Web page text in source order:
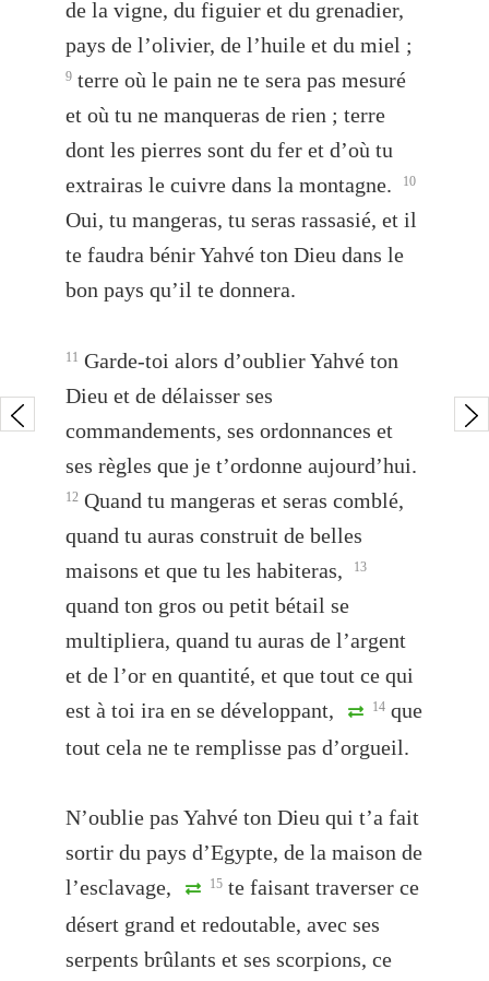
de la vigne, du figuier et du grenadier,
pays de l’olivier, de l’huile et du miel ;
9 terre où le pain ne te sera pas mesuré
et où tu ne manqueras de rien ; terre
dont les pierres sont du fer et d’où tu
extrairas le cuivre dans la montagne.
10
Oui, tu mangeras, tu seras rassasié, et il
te faudra bénir Yahvé ton Dieu dans le
bon pays qu’il te donnera.
11 Garde-toi alors d’oublier Yahvé ton
Dieu et de délaisser ses
commandements, ses ordonnances et
ses règles que je t’ordonne aujourd’hui.
12 Quand tu mangeras et seras comblé,
quand tu auras construit de belles
maisons et que tu les habiteras,
13
quand ton gros ou petit bétail se
multipliera, quand tu auras de l’argent
et de l’or en quantité, et que tout ce qui
est à toi ira en se développant,
14 que
tout cela ne te remplisse pas d’orgueil.
N’oublie pas Yahvé ton Dieu qui t’a fait
sortir du pays d’Egypte, de la maison de
l’esclavage,
15 te faisant traverser ce
désert grand et redoutable, avec ses
serpents brûlants et ses scorpions, ce